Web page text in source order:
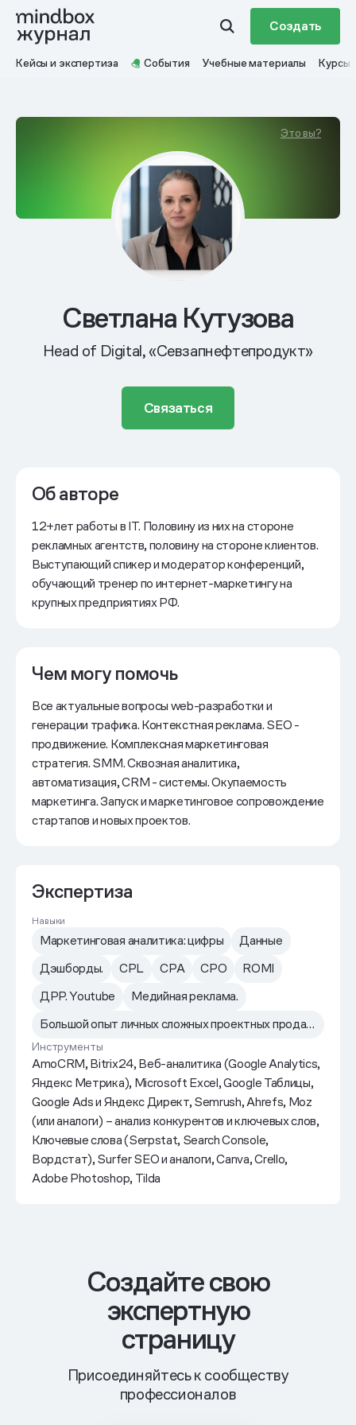
Создать
Кейсы и экспертиза События Учебные материалы Курсы
Это вы?
Светлана Кутузова
Head of Digital, «Севзапнефтепродукт»
Связаться
Об авторе
12+лет работы в IT. Половину из них на стороне
рекламных агентств, половину на стороне клиентов.
Выступающий спикер и модератор конференций,
обучающий тренер по интернет-маркетингу на
крупных предприятиях РФ.
Чем могу помочь
Все актуальные вопросы web-разработки и
генерации трафика. Контекстная реклама. SEO -
продвижение. Комплексная маркетинговая
стратегия. SMM. Сквозная аналитика,
автоматизация, CRM - системы. Окупаемость
маркетинга. Запуск и маркетинговое сопровождение
стартапов и новых проектов.
Экспертиза
Навыки
Маркетинговая аналитика: цифры
Данные
Дэшборды.
CPL CPA CPO
ROMI
ДРР. Youtube
Медийная реклама.
Большой опыт личных сложных проектных продаж в сфере IT.
Инструменты
AmoCRM, Bitrix24, Веб-аналитика (Google Analytics,
Яндекс Метрика), Microsoft Excel, Google Таблицы,
Google Ads и Яндекс Директ, Semrush, Ahrefs, Moz
(или аналоги) – анализ конкурентов и ключевых слов,
Ключевые слова (Serpstat, Search Console,
Вордстат), Surfer SEO и аналоги, Canva, Crello,
Adobe Photoshop, Tilda
Cоздайте свою
экспертную
страницу
Присоединяйтесь к сообществу
профессионалов